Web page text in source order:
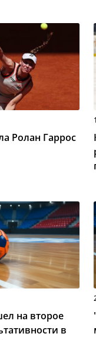
Ролан Гаррос
на второе
в